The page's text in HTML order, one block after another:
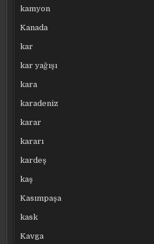
kamyon
Kanada
kar
kar yağışı
kara
karadeniz
karar
kararı
kardeş
kaş
Kasımpaşa
kask
Kavga